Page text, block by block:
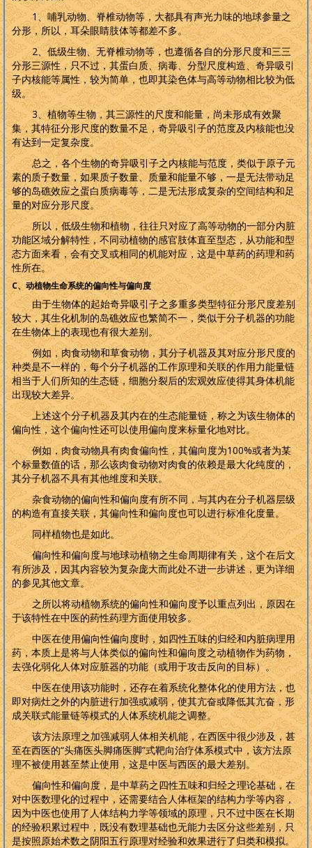
1、哺乳动物、脊椎动物等，大都具有声光力味的地球参量之
分形，所以，耳朵眼睛肢体等都差不多。
2、低级生物、无脊椎动物等，也遵循各自的分形尺度和三三
分形三源性，只不过，其蛋白质、病毒、分型尺度构造、奇异吸引
子内核能等属性，较为简单，也即其染色体与高等动物相比较为低
级。
3、植物等生物，其三源性的尺度和能量，尚未形成有效聚
集，其特征分形尺度的数量不足，奇异吸引子的范度及内核能也没
有达到一定复杂度。
总之，各个生物的奇异吸引子之内核能与范度，类似于原子元
素的质子数量，如果质子数量、质量和能量不够，一是无法带动足
够的岛礁效应之蛋白质病毒等，二是无法形成复杂的空间结构和足
量的对应分形尺度。
所以，低级生物和植物，往往只对应了高等动物的一部分内脏
功能区域分解特性，不同动植物的感官肢体直至型态，从功能和型
态方面来看，会有交叉或相同的机能对应，这是中草药的药理和药
性所在。
C、动植物生命系统的偏向性与偏向度
由于生物体的起始奇异吸引子之多重多类型特征分形尺度差别
较大，其生化机制的岛礁效应也繁简不一，类似于分子机器的功能
在生物体上的表现也有很大差别。
例如，肉食动物和草食动物，其分子机器及其对应分形尺度的
种类是不一样的，每个分子机器的工作原理和关联的作用力能量链
相当于人们所知的生态链，细胞分裂后的宏观效应使得其身体机能
出现较大差异。
上述这个分子机器及其内在的生态能量链，称之为该生物体的
偏向性，这个偏向性还可以使用偏向度来标量化地对比。
例如，肉食动物具有肉食偏向性，其偏向度为100%或者为某
个标量数值的话，那么该肉食动物对肉食的依赖是最大化纯度的，
其分子机器不具有其他维度和关联。
杂食动物的偏向性和偏向度有所不同，与其内在分子机器层级
的构造有直接关联，其偏向性和偏向度也可以进行标准化度量。
同样植物也是如此。
偏向性和偏向度与地球动植物之生命周期律有关，这个在后文
有所涉及，因其内容较为复杂庞大而此处不进一步讲述，更为详细
的参见其他文章。
之所以将动植物系统的偏向性和偏向度予以重点列出，原因在
于该特性在中医的药性药理方面使用较多。
中医在使用偏向性偏向度时，如四性五味的归经和内脏病理用
药，本质上是将与人体类似的偏向性和偏向度之动植物作为药物，
去强化弱化人体对应脏器的功能（或用于攻击反向的目标）。
中医在使用该功能时，还存在着系统化整体化的使用方法，也
即对病灶之外的内脏进行加强或减弱，使其亢奋或降低其亢奋，形
成关联式能量链等模式的人体系统机能之调整。
该方法原理之加强减弱人体相关机能，在西医中很少涉及，甚
至在西医的“头痛医头脚痛医脚”式靶向治疗体系模式中，该方法原
理不被使用甚至禁止使用，这是中医与西医的最大差别。
偏向性和偏向度，是中草药之四性五味和归经之理论基础，在
对中医数理化的过程中，还需要结合人体框架的结构力学等内容，
因为中医也使用了人体结构力学等领域的原理，只不过中医在长期
的经验积累过程中，既没有数理基础也无能力去区分这些差别，只
是按照原始术数之阴阳五行原理对经验和效果进行了归类和模拟。